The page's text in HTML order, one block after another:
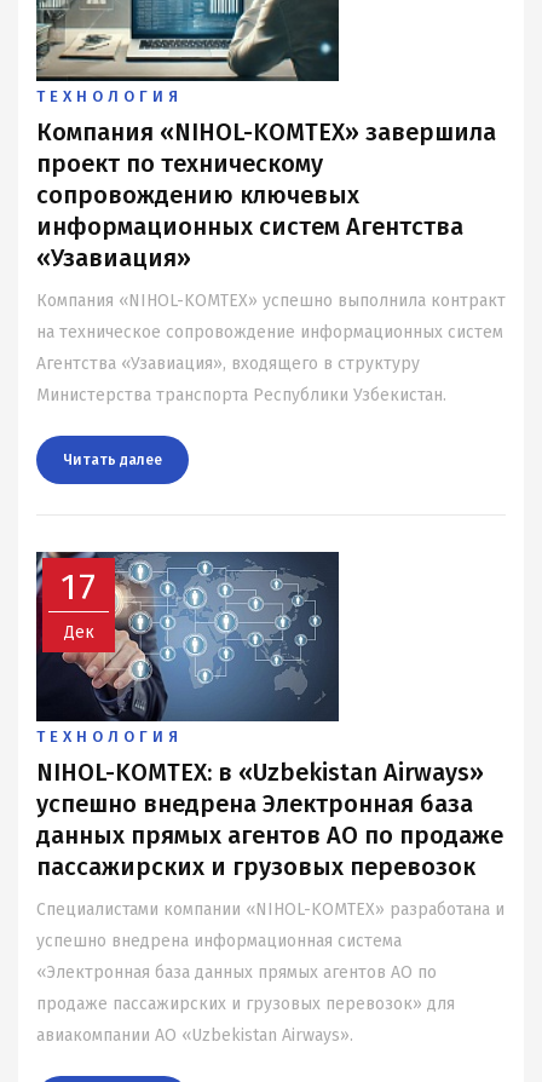
ТЕХНОЛОГИЯ
Компания «NIHOL-KOMTEX» завершила
проект по техническому
сопровождению ключевых
информационных систем Агентства
«Узавиация»
Компания «NIHOL-KOMTEX» успешно выполнила контракт
на техническое сопровождение информационных систем
Агентства «Узавиация», входящего в структуру
Министерства транспорта Республики Узбекистан.
Читать далee
17
Дек
ТЕХНОЛОГИЯ
NIHOL-KOMTEX: в «Uzbekistan Airways»
успешно внедрена Электронная база
данных прямых агентов АО по продаже
пассажирских и грузовых перевозок
Специалистами компании «NIHOL-KOMTEX» разработана и
успешно внедрена информационная система
«Электронная база данных прямых агентов АО по
продаже пассажирских и грузовых перевозок» для
авиакомпании АО «Uzbekistan Airways».